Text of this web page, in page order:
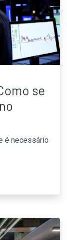
se
é necessário